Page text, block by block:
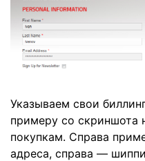
Указываем свои
примеру со скриншота
покупкам. Справа
адреса, справа —